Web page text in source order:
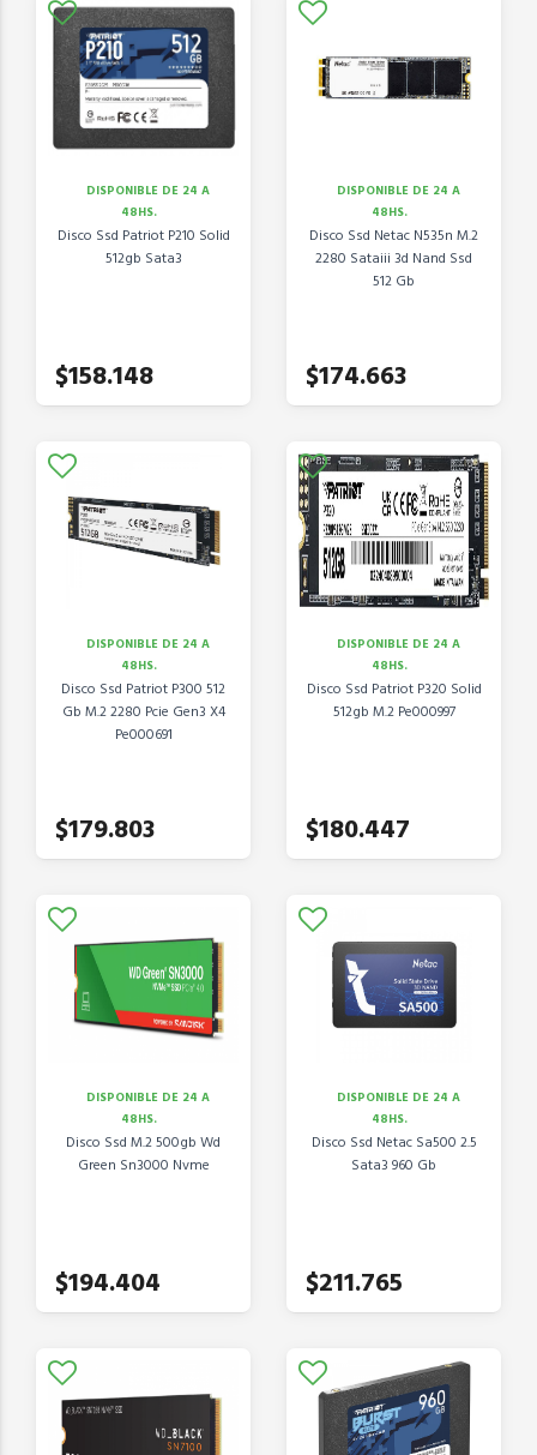
DISPONIBLE DE 24 A
48HS.
Disco Ssd Patriot P210 Solid
512gb Sata3
$158.148
DISPONIBLE DE 24 A
48HS.
Disco Ssd Netac N535n M.2
2280 Sataiii 3d Nand Ssd
512 Gb
$174.663
DISPONIBLE DE 24 A
48HS.
Disco Ssd Patriot P300 512
Gb M.2 2280 Pcie Gen3 X4
Pe000691
$179.803
DISPONIBLE DE 24 A
48HS.
Disco Ssd Patriot P320 Solid
512gb M.2 Pe000997
$180.447
DISPONIBLE DE 24 A
48HS.
Disco Ssd M.2 500gb Wd
Green Sn3000 Nvme
$194.404
DISPONIBLE DE 24 A
48HS.
Disco Ssd Netac Sa500 2.5
Sata3 960 Gb
$211.765